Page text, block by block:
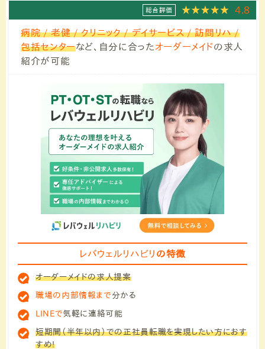
総合評価 4.8
病院 / 老健 / クリニック / デイサービス / 訪問リハ /
包括センターなど、自分に合ったオーダーメイドの求人
紹介が可能
レバウェルリハビリ の特徴
オーダーメイドの求人提案
職場の内部情報まで 分かる
LINEで気軽に連絡可能
短期間（半年以内）での正社員転職を実現したい方におす
すめ!